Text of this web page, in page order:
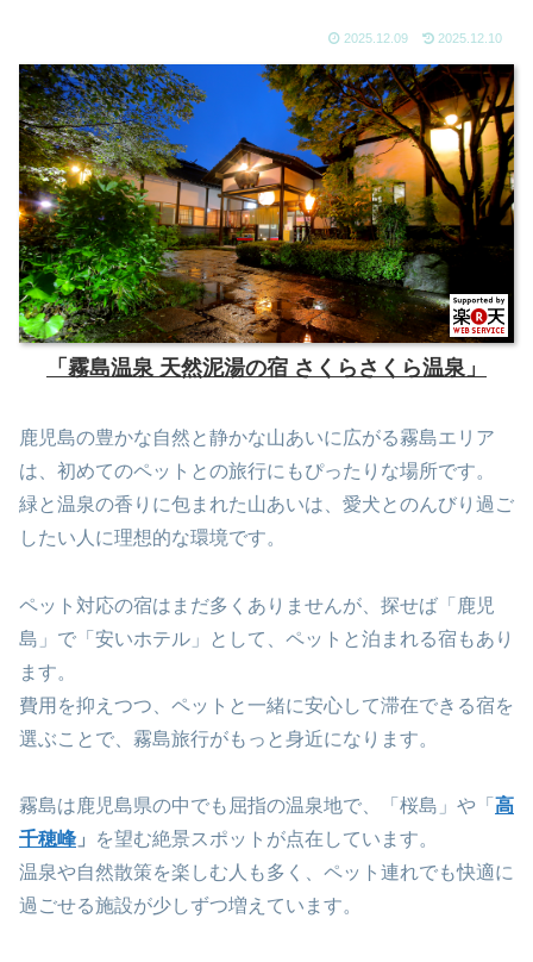
2025.12.09 2025.12.10
「霧島温泉 天然泥湯の宿 さくらさくら温泉」
鹿児島の豊かな自然と静かな山あいに広がる霧島エリア
は、初めてのペットとの旅行にもぴったりな場所です。
緑と温泉の香りに包まれた山あいは、愛犬とのんびり過ご
したい人に理想的な環境です。
ペット対応の宿はまだ多くありませんが、探せば「鹿児
島」で「安いホテル」として、ペットと泊まれる宿もあり
ます。
費用を抑えつつ、ペットと一緒に安心して滞在できる宿を
選ぶことで、霧島旅行がもっと身近になります。
霧島は鹿児島県の中でも屈指の温泉地で、「桜島」や「 高
千穂峰 」
を望む絶景スポットが点在しています。
温泉や自然散策を楽しむ人も多く、ペット連れでも快適に
過ごせる施設が少しずつ増えています。